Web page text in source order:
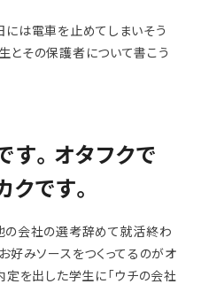
には電車を止めてしまいそう
とその保護者について書こう
す。オタフクで
です。
の会社の選考辞めて就活終わ
好みソースをつくってるのがオ
定を出した学生に「ウチの会社